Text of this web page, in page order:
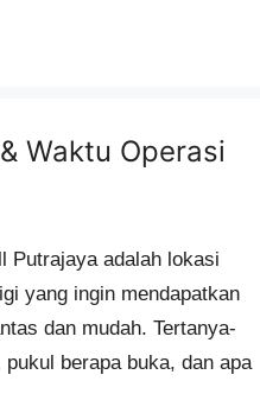
Waktu Operasi
Putrajaya adalah lokasi
yang ingin mendapatkan
dan mudah. Tertanya-
berapa buka, dan apa